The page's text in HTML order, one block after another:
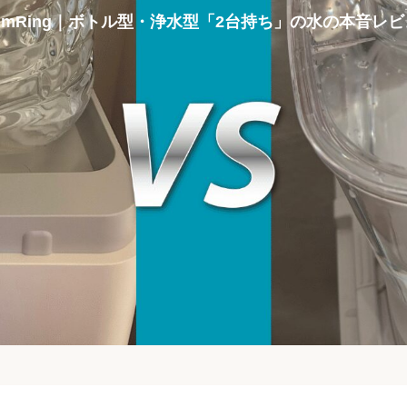
｜ボトル型・浄水型「2台持ち」の水の本音レ